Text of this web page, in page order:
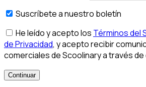
Suscríbete a nuestro boletín
He leído y acepto los Términos del
de Privacidad, y acepto recibir
comerciales de Scoolinary a través de
Continuar